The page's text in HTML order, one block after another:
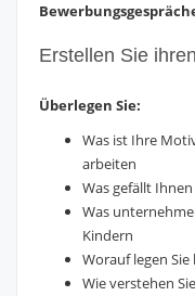
Erstellen Sie
Überlegen Sie:
Was ist Ihre
arbeiten
Was gefällt
Was
Kindern
Worauf legen
Wie verstehen